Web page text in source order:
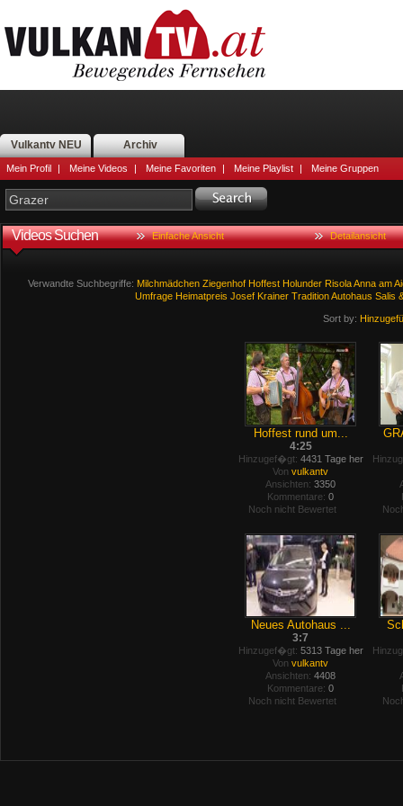
Vulkantv NEU Archiv
Mein Profil | Meine Videos | Meine Favoriten | Meine Playlist | Meine Gruppen
Videos Suchen Einfache Ansicht Detailansicht
Verwandte Suchbegriffe: Milchmädchen Ziegenhof Hoffest Holunder Risola Anna am
Umfrage Heimatpreis Josef Krainer Tradition Autohaus Salis
Sort by:
Hoffest rund um...
4:25
Hinzugef�gt: 4431 Tage her
Von vulkantv
Ansichten: 3350
Kommentare: 0
Noch nicht Bewertet
Neues Autohaus ...
3:7
Hinzugef�gt: 5313 Tage her
Von vulkantv
Ansichten: 4408
Kommentare: 0
Noch nicht Bewertet